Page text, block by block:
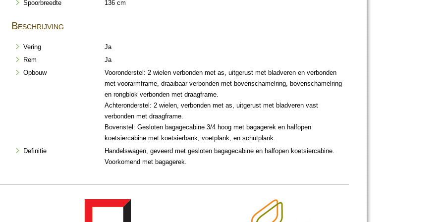
Spoorbreedte 136 cm
Beschrijving
Vering
Ja
Rem
Ja
Opbouw
Vooronderstel: 2 wielen verbonden met as, uitgerust met bladveren en verbonden
met voorarmframe, draaibaar verbonden met bovenschamelring, bovenschamelring
en rongblok verbonden met draagframe.
Achteronderstel: 2 wielen, verbonden met as, uitgerust met bladveren vast
verbonden met draagframe.
Bovenstel: Gesloten bagagecabine 3/4 hoog met bagagerek en halfopen
koetsiercabine met koetsierbank, voetplank, en schutplank.
Definitie
Handelswagen, geveerd met gesloten bagagecabine en halfopen koetsiercabine.
Voorkomend met bagagerek.